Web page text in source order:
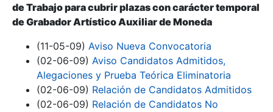
Mostrar/Ocultar
de Trabajo para cubrir plazas con carácter temporal
de Grabador Artístico Auxiliar de Moneda
(11-05-09) Aviso Nueva Convocatoria
(02-06-09) Aviso Candidatos Admitidos,
Alegaciones y Prueba Teórica Eliminatoria
(02-06-09) Relación de Candidatos Admitidos
(02-06-09) Relación de Candidatos No